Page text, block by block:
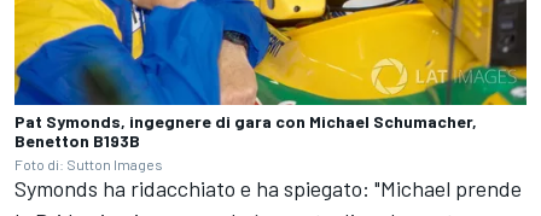
Pat Symonds, ingegnere di gara con Michael Schumacher,
Benetton B193B
Foto di: Sutton Images
Symonds ha ridacchiato e ha spiegato: "Michael prende